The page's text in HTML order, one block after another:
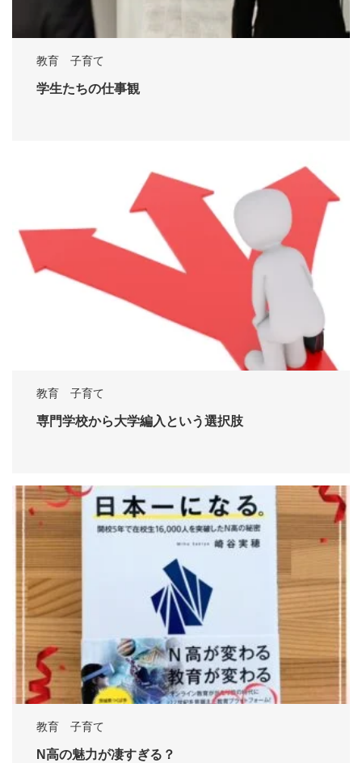
教育 子育て
学生たちの仕事観
教育 子育て
専門学校から大学編入という選択肢
教育 子育て
N高の魅力が凄すぎる？